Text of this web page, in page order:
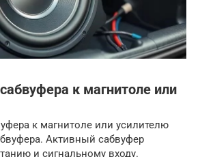
к магнитоле или
к магнитоле или усилителю
Активный сабвуфер
и сигнальному входу.